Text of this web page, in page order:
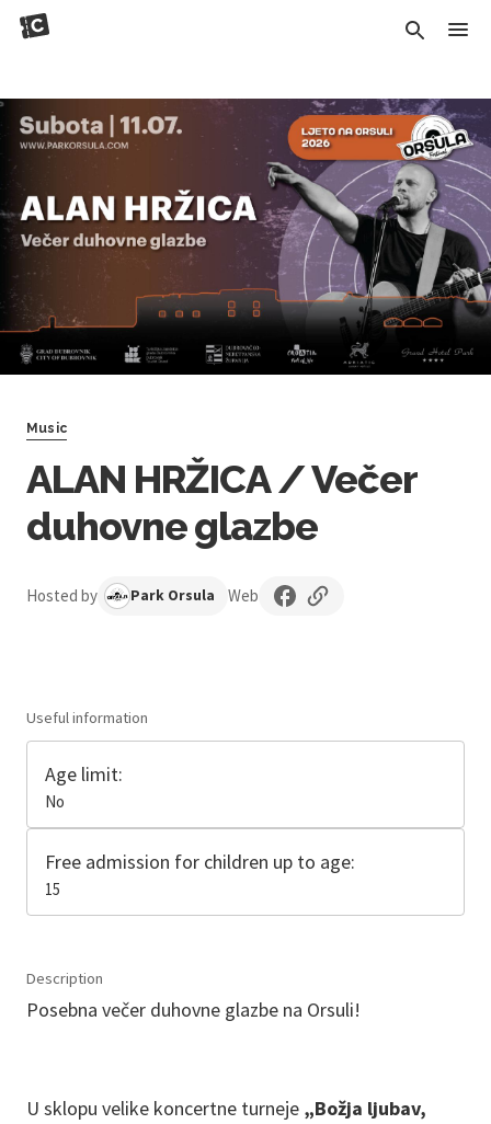
Music
ALAN HRŽICA / Večer
duhovne glazbe
Hosted by Park Orsula Web
Useful information
Age limit:
No
Free admission for children up to age:
15
Description
Posebna večer duhovne glazbe na Orsuli!
U sklopu velike koncertne turneje „Božja ljubav,